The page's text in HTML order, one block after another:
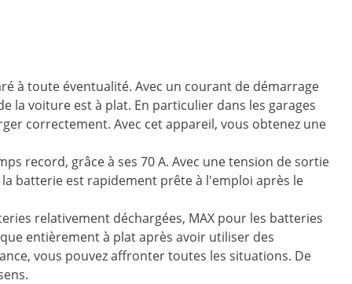
à toute éventualité. Avec un courant de démarrage
la voiture est à plat. En particulier dans les garages
correctement. Avec cet appareil, vous obtenez une
record, grâce à ses 70 A. Avec une tension de sortie
batterie est rapidement prête à l'emploi après le
relativement déchargées, MAX pour les batteries
entièrement à plat après avoir utiliser des
vous pouvez affronter toutes les situations. De